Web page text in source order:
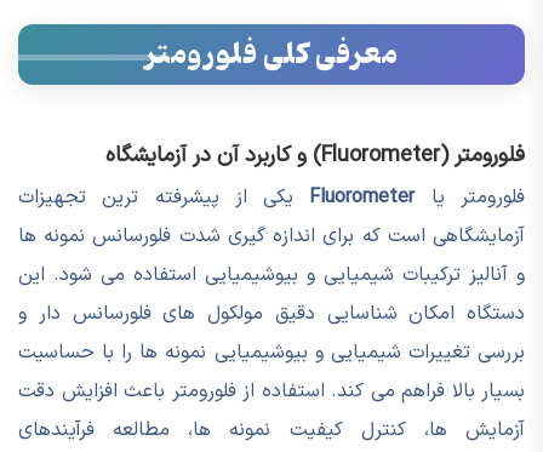
معرفی کلی فلورومتر
فلورومتر (Fluorometer) و کاربرد آن در آزمایشگاه
فلورومتر یاFluorometer یکی از پیشرفته ترین تجهیزات
آزمایشگاهی است که برای اندازه گیری شدت فلورسانس نمونه ها
و آنالیز ترکیبات شیمیایی و بیوشیمیایی استفاده می شود. این
دستگاه امکان شناسایی دقیق مولکول های فلورسانس دار و
بررسی تغییرات شیمیایی و بیوشیمیایی نمونه ها را با حساسیت
بسیار بالا فراهم می کند. استفاده از فلورومتر باعث افزایش دقت
آزمایش ها، کنترل کیفیت نمونه ها، مطالعه فرآیندهای